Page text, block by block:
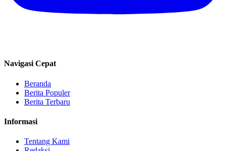
Navigasi Cepat
Beranda
Berita Populer
Berita Terbaru
Informasi
Tentang Kami